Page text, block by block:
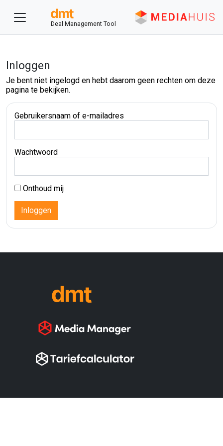
Deal Management Tool
Inloggen
Je bent niet ingelogd en hebt daarom geen rechten om deze
pagina te bekijken.
Gebruikersnaam of e-mailadres
Wachtwoord
Onthoud mij